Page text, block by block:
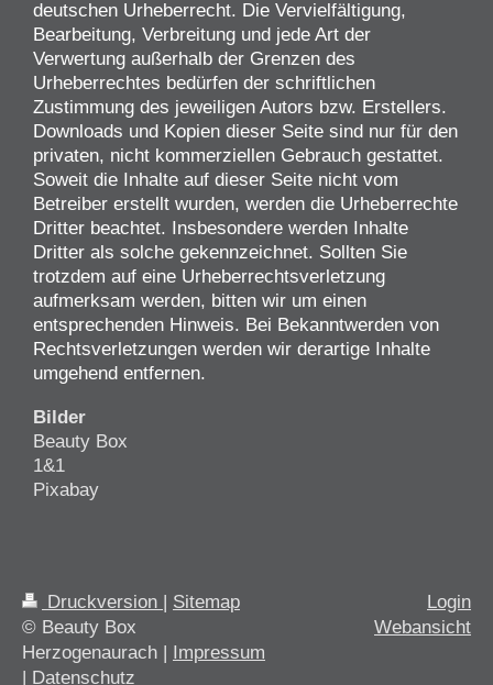
deutschen Urheberrecht. Die Vervielfältigung,
Bearbeitung, Verbreitung und jede Art der
Verwertung außerhalb der Grenzen des
Urheberrechtes bedürfen der schriftlichen
Zustimmung des jeweiligen Autors bzw. Erstellers.
Downloads und Kopien dieser Seite sind nur für den
privaten, nicht kommerziellen Gebrauch gestattet.
Soweit die Inhalte auf dieser Seite nicht vom
Betreiber erstellt wurden, werden die Urheberrechte
Dritter beachtet. Insbesondere werden Inhalte
Dritter als solche gekennzeichnet. Sollten Sie
trotzdem auf eine Urheberrechtsverletzung
aufmerksam werden, bitten wir um einen
entsprechenden Hinweis. Bei Bekanntwerden von
Rechtsverletzungen werden wir derartige Inhalte
umgehend entfernen.
Bilder
Beauty Box
1&1
Pixabay
Druckversion | Sitemap
© Beauty Box
Herzogenaurach | Impressum
| Datenschutz
Login
Webansicht